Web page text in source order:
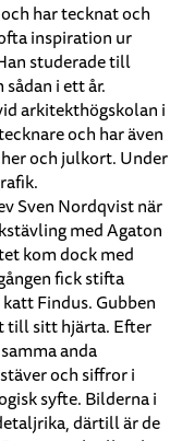
har tecknat och
inspiration ur
studerade till
i ett år.
arkitekthögskolan i
och har även
och julkort. Under
Sven Nordqvist när
med Agaton
kom dock med
fick stifta
Findus. Gubben
till sitt hjärta. Efter
anda
och siffror i
syfte. Bilderna i
därtill är de